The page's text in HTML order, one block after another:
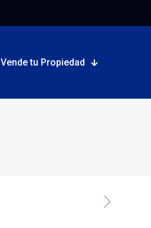
Vende tu Propiedad